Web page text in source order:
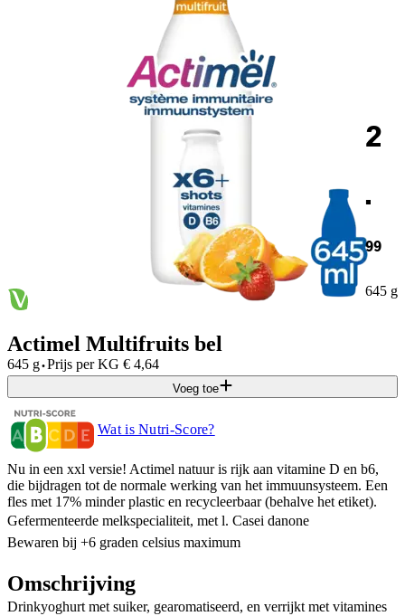
2
.
99
645 g
Actimel Multifruits bel
645 g·Prijs per KG € 4,64
Voeg toe
Wat is Nutri-Score?
Nu in een xxl versie! Actimel natuur is rijk aan vitamine D en b6,
die bijdragen tot de normale werking van het immuunsysteem. Een
fles met 17% minder plastic en recycleerbaar (behalve het etiket).
Gefermenteerde melkspecialiteit, met l. Casei danone
Bewaren bij +6 graden celsius maximum
Omschrijving
Drinkyoghurt met suiker, gearomatiseerd, en verrijkt met vitamines